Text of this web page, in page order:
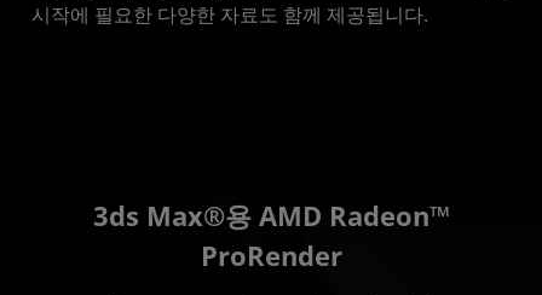
시작에 필요한 다양한 자료도 함께 제공됩니다.
3ds Max®용 AMD Radeon™
ProRender